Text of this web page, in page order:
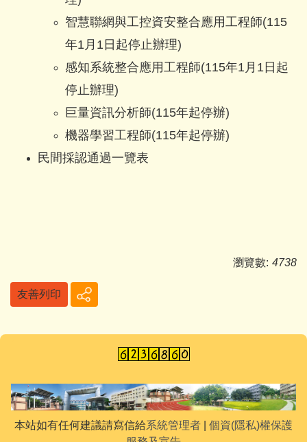
智慧聯網與工控資安整合應用工程師(115
年1月1日起停止辦理)
感知系統整合應用工程師(115年1月1日起
停止辦理)
巨量資訊分析師(115年起停辦)
機器學習工程師(115年起停辦)
民間採認通過一覽表
瀏覽數: 4738
友善列印
本站如有任何建議請寫信給系統管理者
個資(隱私)權保護